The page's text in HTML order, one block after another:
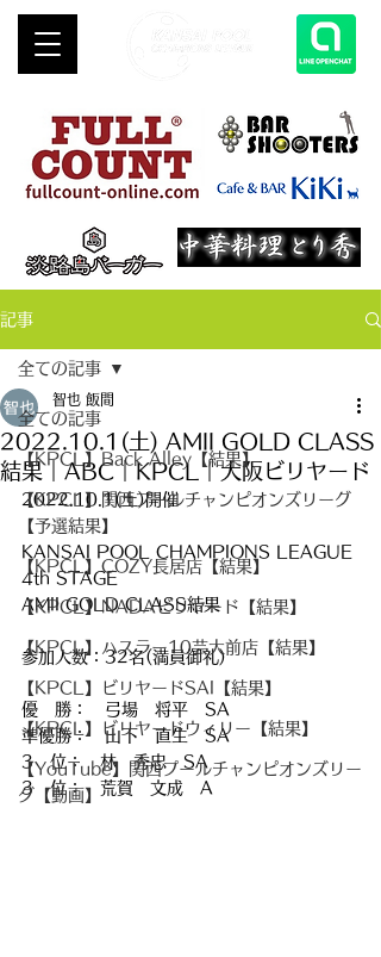
記事
全ての記事
【KPCL】Back Alley【結果】
【KPCL】関西プールチャンピオンズリーグ
【予選結果】
【KPCL】COZY長居店【結果】
【KPCL】NADAビリヤード【結果】
【KPCL】ハスラー10芸大前店【結果】
【KPCL】ビリヤードSAI【結果】
【KPCL】ビリヤードウィリー【結果】
【YouTube】関西プールチャンピオンズリー
グ【動画】
全ての記事
2022.10.1(土) AMII GOLD CLASS
結果｜ABC｜KPCL｜大阪ビリヤード
智也 飯間
2022.10.1(土)開催
KANSAI POOL CHAMPIONS LEAGUE
4th STAGE
AMII GOLD CLASS結果
参加人数：32名(満員御礼)
優　勝：　弓場　将平　SA
準優勝：　山下　直生　SA
3　位：　林　秀忠　SA
3　位：　荒賀　文成　A